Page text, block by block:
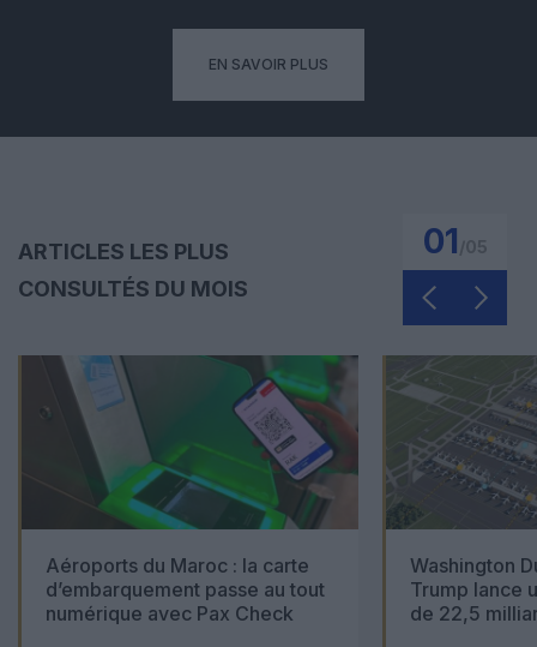
EN SAVOIR PLUS
ARTICLES LES PLUS
CONSULTÉS DU MOIS
01
Aéroports du Maroc : la carte
d’embarquement passe au tout
numérique avec Pax Check
Washington
Trump lance
de 22,5